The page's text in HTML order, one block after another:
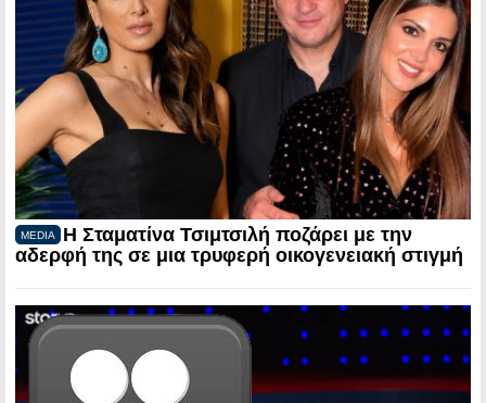
MEDIA
Η Σταματίνα Τσιμτσιλή ποζάρει με την
αδερφή της σε μια τρυφερή οικογενειακή στιγμή